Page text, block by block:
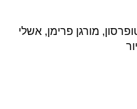
, מורגן פרימן, אשלי